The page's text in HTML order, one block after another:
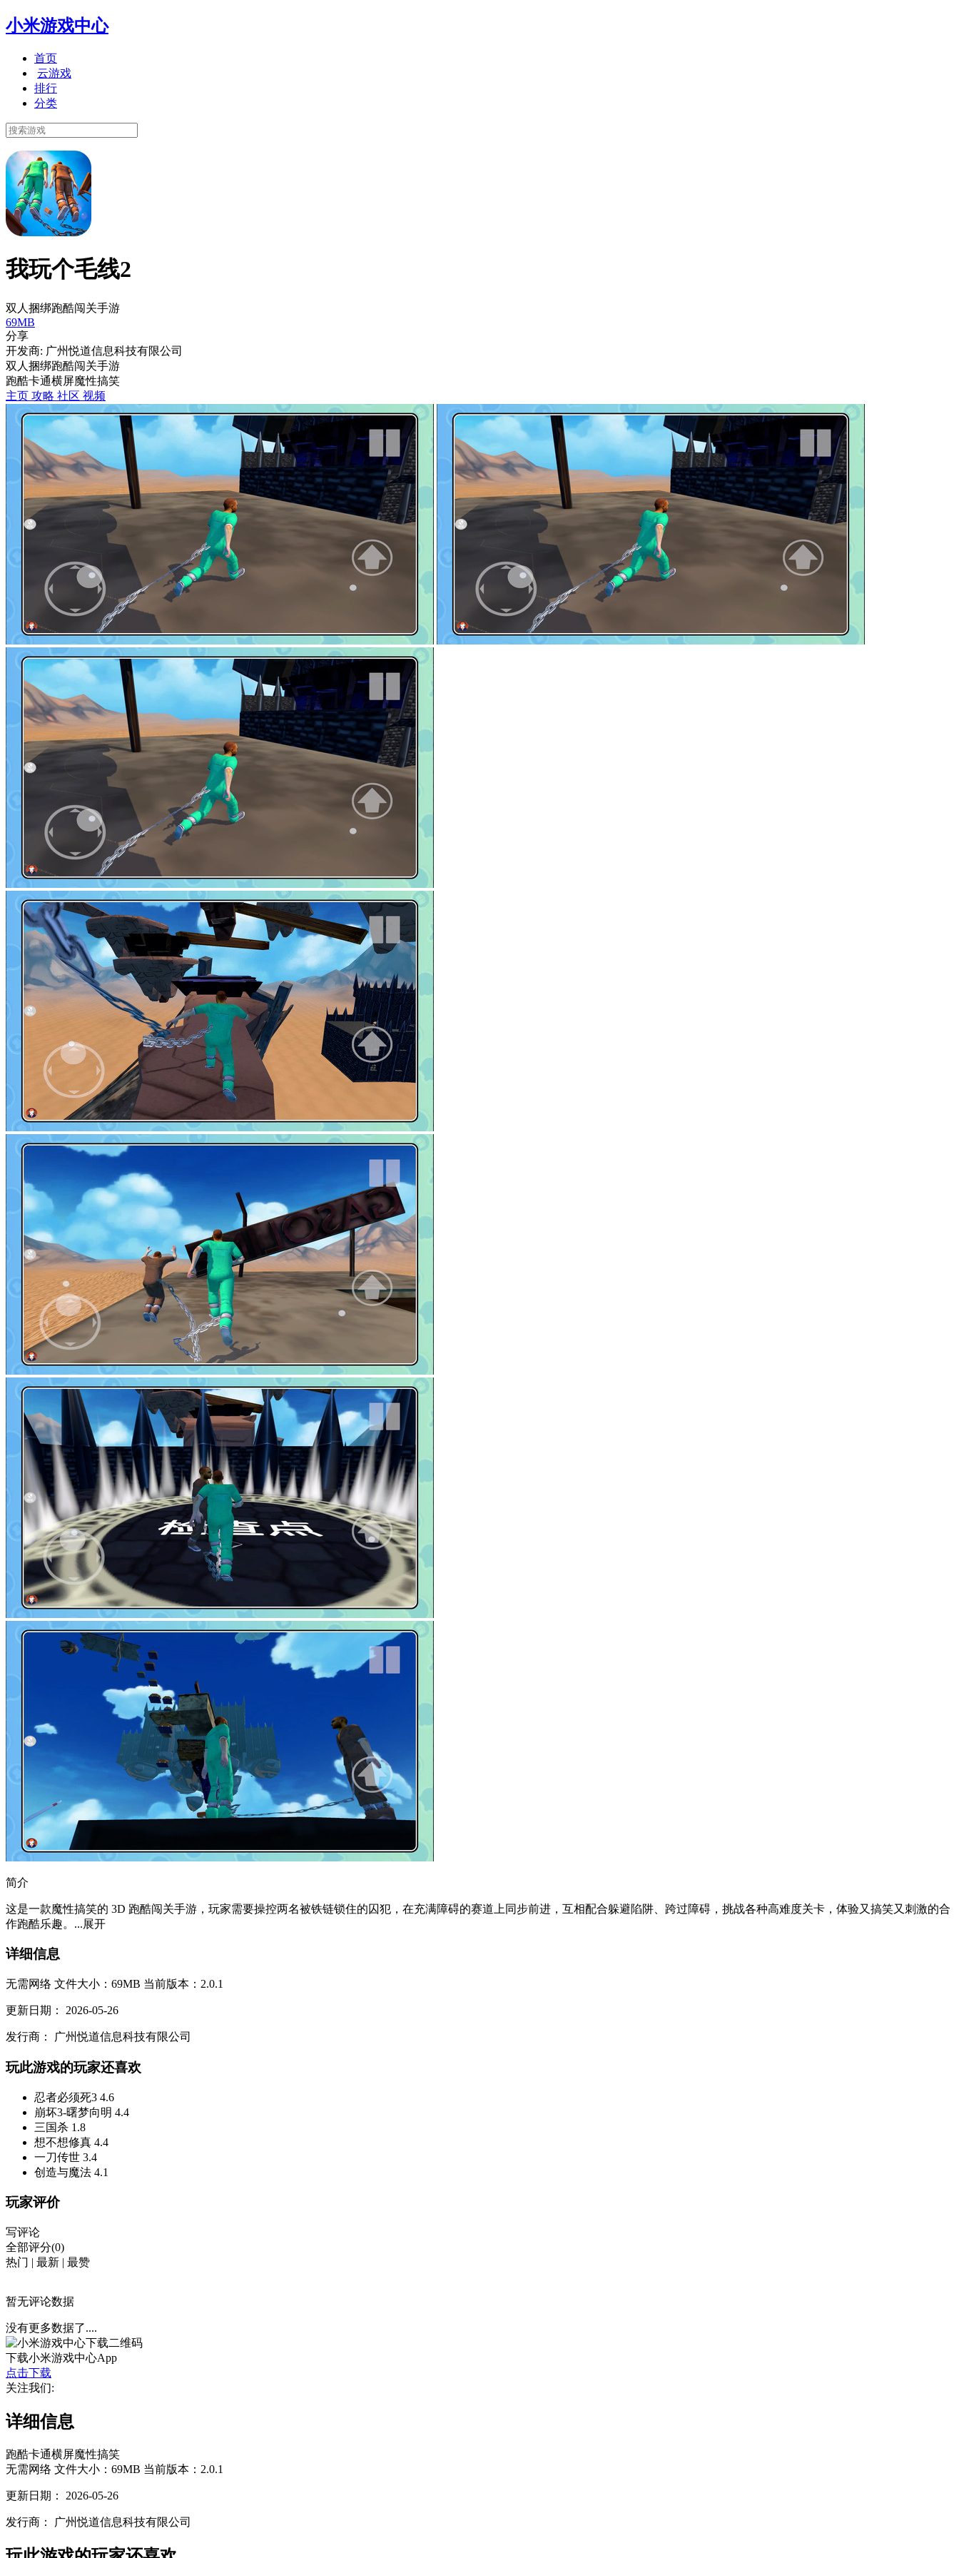
小米游戏中心
首页
云游戏
排行
分类
我玩个毛线2
双人捆绑跑酷闯关手游
69MB
分享
开发商: 广州悦道信息科技有限公司
双人捆绑跑酷闯关手游
跑酷卡通横屏魔性搞笑
主页 攻略 社区 视频
简介
这是一款魔性搞笑的 3D 跑酷闯关手游，玩家需要操控两名被铁链锁住的囚犯，在充满障碍的赛道上同步前进，互相配合躲避陷阱、跨过障碍，挑战各种高难度关卡，体验又搞笑又刺激的合
作跑酷乐趣。...展开
详细信息
无需网络 文件大小：69MB 当前版本：2.0.1
更新日期： 2026-05-26
发行商： 广州悦道信息科技有限公司
玩此游戏的玩家还喜欢
忍者必须死3 4.6
崩坏3-曙梦向明 4.4
三国杀 1.8
想不想修真 4.4
一刀传世 3.4
创造与魔法 4.1
玩家评价
写评论
全部评分(0)
热门 | 最新 | 最赞
暂无评论数据
没有更多数据了....
下载小米游戏中心App
点击下载
关注我们:
详细信息
跑酷卡通横屏魔性搞笑
无需网络 文件大小：69MB 当前版本：2.0.1
更新日期： 2026-05-26
发行商： 广州悦道信息科技有限公司